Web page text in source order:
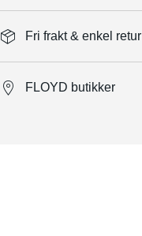
Fri frakt & enkel retur
FLOYD butikker